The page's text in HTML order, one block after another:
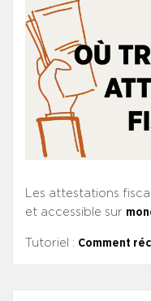
Les attestations
et accessible sur
Tutoriel : Comment